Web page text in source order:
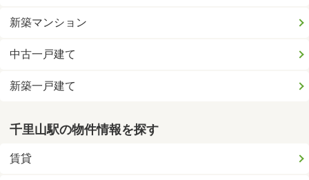
新築マンション
中古一戸建て
新築一戸建て
千里山駅の物件情報を探す
賃貸